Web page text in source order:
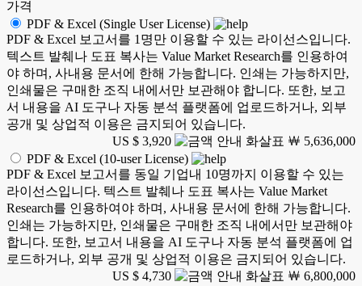
가격
PDF & Excel (Single User License)
PDF & Excel 보고서를 1명만 이용할 수 있는 라이선스입니다.
텍스트 발췌나 도표 복사는 Value Market Research를 인용하여
야 하며, 사내용 문서에 한해 가능합니다. 인쇄는 가능하지만,
인쇄물은 구매한 조직 내에서만 보관해야 합니다. 또한, 보고
서 내용을 AI 도구나 자동 분석 플랫폼에 업로드하거나, 외부
공개 및 상업적 이용은 금지되어 있습니다.
US $ 3,920
￦ 5,636,000
PDF & Excel (10-user License)
PDF & Excel 보고서를 동일 기업내 10명까지 이용할 수 있는
라이선스입니다. 텍스트 발췌나 도표 복사는 Value Market
Research를 인용하여야 하며, 사내용 문서에 한해 가능합니다.
인쇄는 가능하지만, 인쇄물은 구매한 조직 내에서만 보관해야
합니다. 또한, 보고서 내용을 AI 도구나 자동 분석 플랫폼에 업
로드하거나, 외부 공개 및 상업적 이용은 금지되어 있습니다.
US $ 4,730
￦ 6,800,000